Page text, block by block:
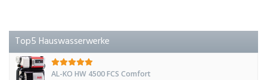
Top5 Hauswasserwerke
AL-KO HW 4500 FCS Comfort